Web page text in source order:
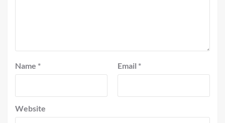
Name * Email *
Website